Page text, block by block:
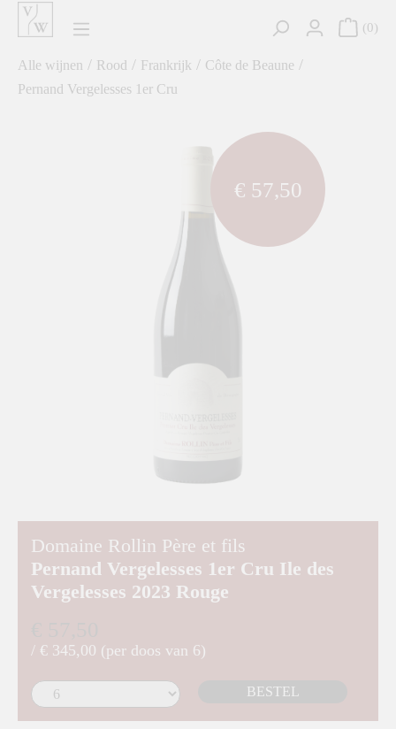
0
Alle wijnen / Rood / Frankrijk / Côte de Beaune /
Pernand Vergelesses 1er Cru
€ 57,50
component.cms.imageGallery.skipImageGallery
Domaine Rollin Père et fils
Pernand Vergelesses 1er Cru Ile des
Vergelesses 2023 Rouge
/ € 345,00 (per doos van 6)
BESTEL